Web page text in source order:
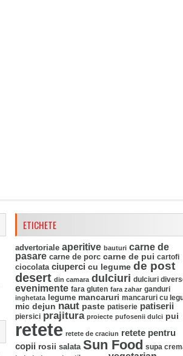
ETICHETE
advertoriale aperitive bauturi carne de
pasare carne de porc carne de pui cartofi
ciocolata ciuperci cu legume de post
desert din camara dulciuri dulciuri
evenimente fara gluten fara zahar ganduri
inghetata legume mancaruri mancaruri cu
mic dejun naut paste patiserie patiserii
piersici prajitura proiecte pufosenii dulci pui
retete retete de craciun retete pentru
copii rosii salata Sun Food supa